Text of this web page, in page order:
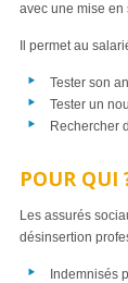
avec une mise en
Il permet au
Tester son
Tester un
Rechercher
POUR QUI
Les assurés
désinsertion
Indemnisés